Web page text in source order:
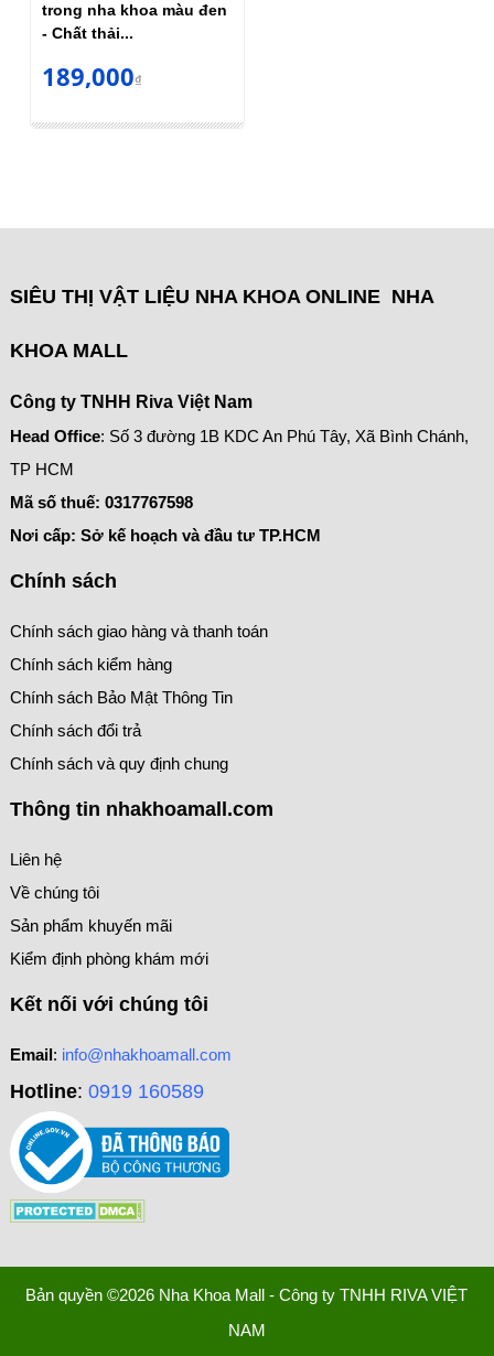
trong nha khoa màu đen
- Chất thải...
189,000₫
SIÊU THỊ VẬT LIỆU NHA KHOA ONLINE NHA
KHOA MALL
Công ty TNHH Riva Việt Nam
Head Office: Số 3 đường 1B KDC An Phú Tây, Xã Bình Chánh,
TP HCM
Mã số thuế: 0317767598
Nơi cấp: Sở kế hoạch và đầu tư TP.HCM
Chính sách
Chính sách giao hàng và thanh toán
Chính sách kiểm hàng
Chính sách Bảo Mật Thông Tin
Chính sách đổi trả
Chính sách và quy định chung
Thông tin nhakhoamall.com
Liên hệ
Về chúng tôi
Sản phẩm khuyến mãi
Kiểm định phòng khám mới
Kết nối với chúng tôi
Email: info@nhakhoamall.com
Hotline: 0919 160589
Bản quyền ©2026 Nha Khoa Mall - Công ty TNHH RIVA VIỆT
NAM